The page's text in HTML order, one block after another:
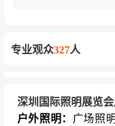
专业观众327人
深圳国际照明展览
户外照明： 广场照